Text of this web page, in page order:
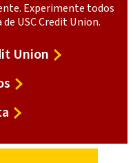
Experimente todos
USC Credit Union.
Union